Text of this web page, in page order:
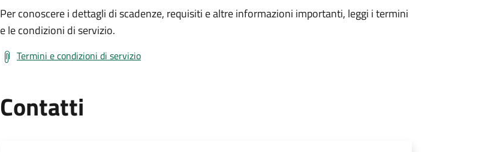
Per conoscere i dettagli di scadenze, requisiti e altre informazioni importanti, leggi i termini
e le condizioni di servizio.
Termini e condizioni di servizio
Contatti